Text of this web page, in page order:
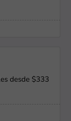
desde $333